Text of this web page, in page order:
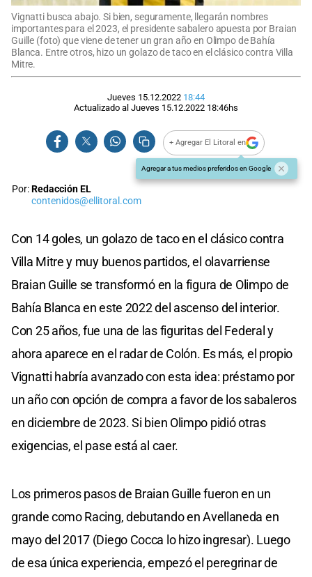
Vignatti busca abajo. Si bien, seguramente, llegarán nombres
importantes para el 2023, el presidente sabalero apuesta por Braian
Guille (foto) que viene de tener un gran año en Olimpo de Bahía
Blanca. Entre otros, hizo un golazo de taco en el clásico contra Villa
Mitre.
Jueves 15.12.2022 18:44
Actualizado al Jueves 15.12.2022 18:46hs
+ Agregar El Litoral en
Agregar a tus medios preferidos en Google
Por:Redacción EL
contenidos@ellitoral.com
Con 14 goles, un golazo de taco en el clásico contra
Villa Mitre y muy buenos partidos, el olavarriense
Braian Guille se transformó en la figura de Olimpo de
Bahía Blanca en este 2022 del ascenso del interior.
Con 25 años, fue una de las figuritas del Federal y
ahora aparece en el radar de Colón. Es más, el propio
Vignatti habría avanzado con esta idea: préstamo por
un año con opción de compra a favor de los sabaleros
en diciembre de 2023. Si bien Olimpo pidió otras
exigencias, el pase está al caer.
Los primeros pasos de Braian Guille fueron en un
grande como Racing, debutando en Avellaneda en
mayo del 2017 (Diego Cocca lo hizo ingresar). Luego
de esa única experiencia, empezó el peregrinar de